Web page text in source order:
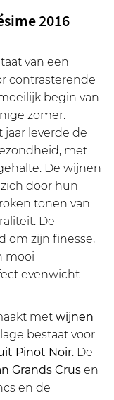
2016
van een
contrasterende
begin van
zomer.
jaar leverde de
met
De wijnen
door hun
tonen van
De
om zijn finesse,
mooi
evenwicht
met wijnen
bestaat voor
Pinot Noir. De
Grands Crus en
en de